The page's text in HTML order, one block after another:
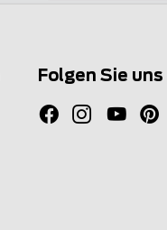
Folgen Sie uns